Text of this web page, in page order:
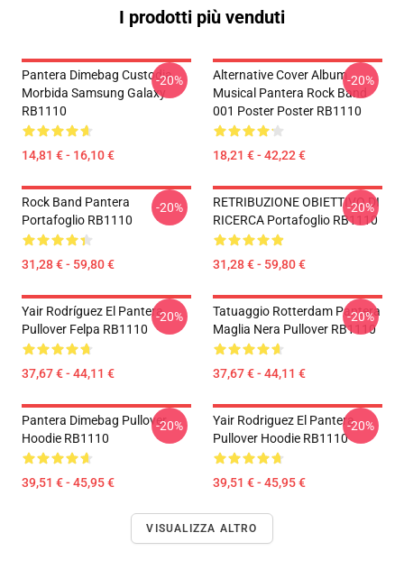
I prodotti più venduti
Pantera Dimebag Custodia
Morbida Samsung Galaxy
RB1110
14,81 € - 16,10 €
-20%
Alternative Cover Album
Musical Pantera Rock Band
001 Poster Poster RB1110
18,21 € - 42,22 €
-20%
Rock Band Pantera
Portafoglio RB1110
31,28 € - 59,80 €
-20%
RETRIBUZIONE OBIETTIVO DI
RICERCA Portafoglio RB1110
31,28 € - 59,80 €
-20%
Yair Rodríguez El Pantera
Pullover Felpa RB1110
37,67 € - 44,11 €
-20%
Tatuaggio Rotterdam Pantera
Maglia Nera Pullover RB1110
37,67 € - 44,11 €
-20%
Pantera Dimebag Pullover
Hoodie RB1110
39,51 € - 45,95 €
-20%
Yair Rodriguez El Pantera
Pullover Hoodie RB1110
39,51 € - 45,95 €
-20%
VISUALIZZA ALTRO